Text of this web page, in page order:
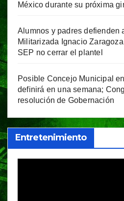
México durante su próxima
Alumnos y padres defienden
Militarizada Ignacio
SEP no cerrar el plantel
Posible Concejo Municipal
definirá en una semana;
resolución de Gobernación
Entretenimiento